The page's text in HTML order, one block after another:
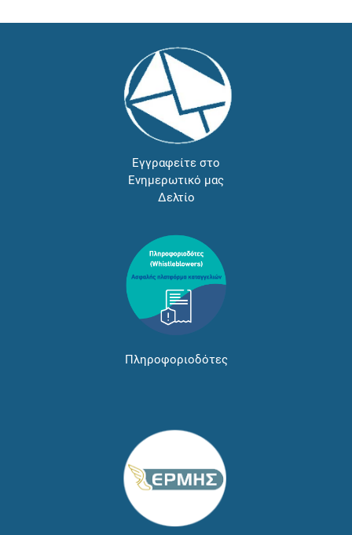
Εγγραφείτε στο
Ενημερωτικό μας
Δελτίο
Πληροφοριοδότες